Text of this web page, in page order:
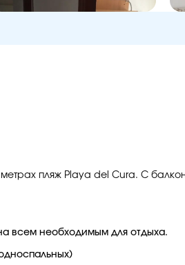
пляж Playa del Cura. С
всем необходимым для отдыха.